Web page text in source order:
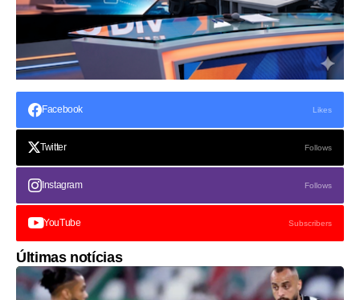
Facebook Likes
Twitter Follows
Instagram Follows
YouTube Subscribers
Últimas notícias